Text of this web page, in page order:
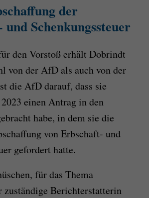
der
Schenkungssteuer
den Vorstoß erhält Dobrindt
von der AfD als auch von der
die AfD darauf, dass sie
einen Antrag in den
habe, in dem sie die
von Erbschaft- und
gefordert hatte.
für das Thema
zuständige Berichterstatterin